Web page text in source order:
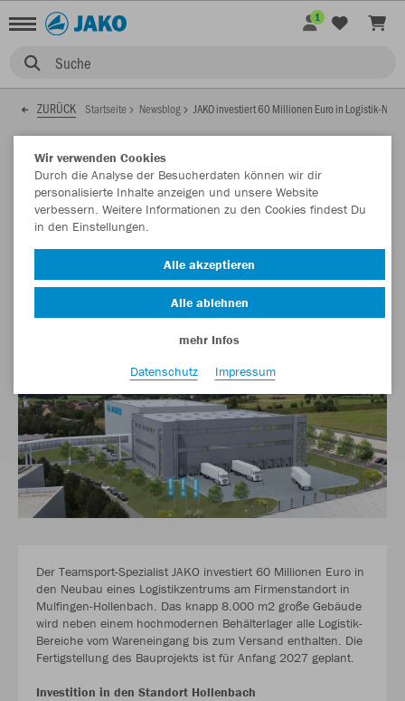
Suche
1
ZURÜCK Startseite Newsblog JAKO investiert 60 Millionen Euro in Logistik-
17.12.2024
JAKO investiert 60 Millionen Euro in
Logistik-Neubau
Die Erdarbeiten für das Projekt sind bereits gestartet.
Der Teamsport-Spezialist JAKO investiert 60 Millionen Euro in
den Neubau eines Logistikzentrums am Firmenstandort in
Mulfingen-Hollenbach. Das knapp 8.000 m2 große Gebäude
wird neben einem hochmodernen Behälterlager alle Logistik-
Bereiche vom Wareneingang bis zum Versand enthalten. Die
Fertigstellung des Bauprojekts ist für Anfang 2027 geplant.
Investition in den Standort Hollenbach
Wir verwenden Cookies
Durch die Analyse der Besucherdaten können wir dir
personalisierte Inhalte anzeigen und unsere Website
verbessern. Weitere Informationen zu den Cookies findest Du
in den Einstellungen.
Alle akzeptieren
Alle ablehnen
mehr Infos
Datenschutz
Impressum